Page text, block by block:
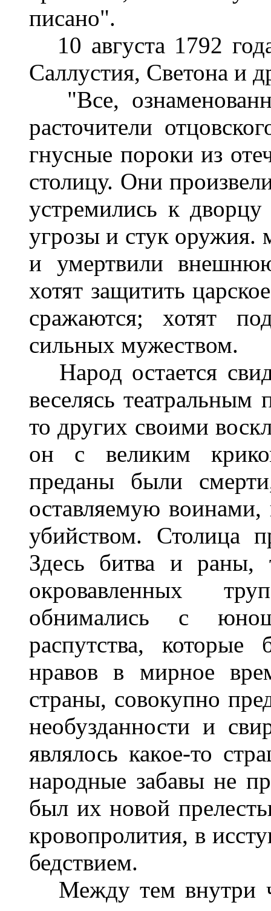
писано".
10 августа 1792
Саллустия, Светона и
"Все,
расточители
гнусные пороки из
столицу. Они
устремились к
угрозы и стук оружия.
и умертвили
хотят защитить
сражаются; хотят
сильных мужеством.
Народ остается
веселясь
то других своими
он с великим
преданы были
оставляемую воинами,
убийством. Столица
Здесь битва и раны,
окровавленных
обнимались с
распутства, которые
нравов в мирное
страны, совокупно
необузданности и
являлось какое-то
народные забавы не
был их новой
кровопролития, в
бедствием.
Между тем внутри